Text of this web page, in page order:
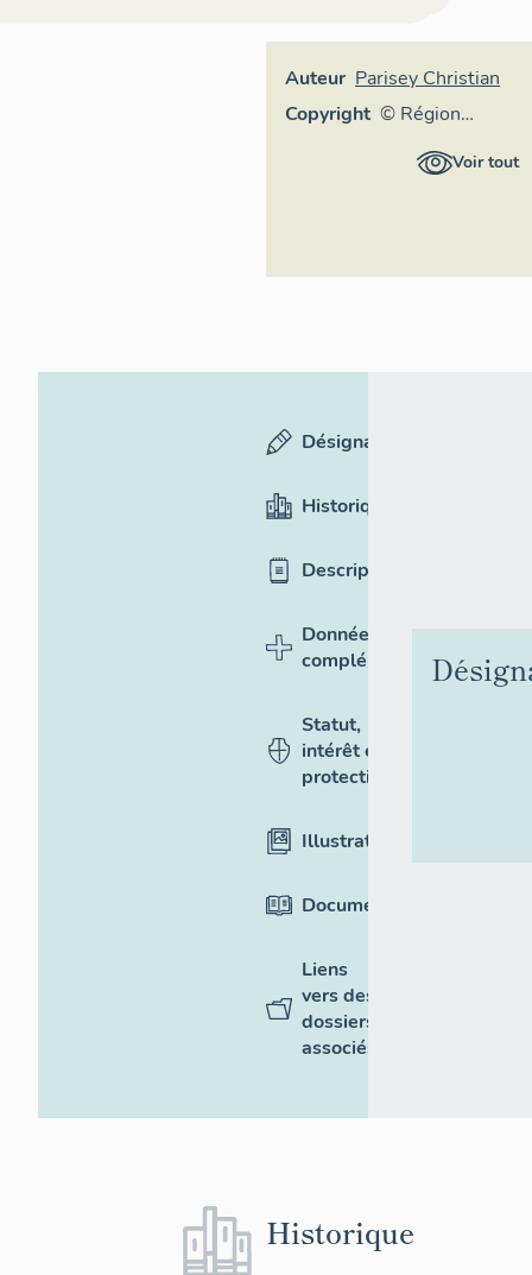
Auteur Parisey Christian
Copyright © Région
Auvergne-Voir tout
Désignation
Historique
Description
Données
complémentaires
Statut,
intérêt et
protection
Illustrations
Documentation
Liens
vers des
dossiers
associés
Historique